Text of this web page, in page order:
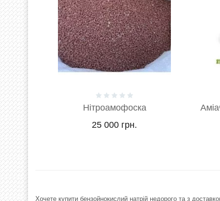
Аміачна вода каністри 10 та
Хочете купити бензойнокислий натрій недорого та з